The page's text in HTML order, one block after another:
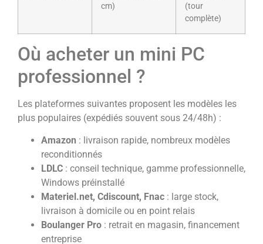
cm)
(tour
complète)
Où acheter un mini PC
professionnel ?
Les plateformes suivantes proposent les modèles les
plus populaires (expédiés souvent sous 24/48h) :
Amazon : livraison rapide, nombreux modèles
reconditionnés
LDLC : conseil technique, gamme professionnelle,
Windows préinstallé
Materiel.net, Cdiscount, Fnac : large stock,
livraison à domicile ou en point relais
Boulanger Pro : retrait en magasin, financement
entreprise